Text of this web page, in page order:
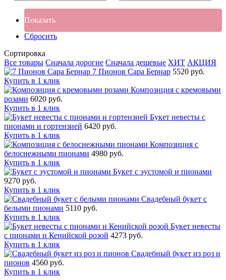
Показать
Сбросить
Сортировка
Все товары Сначала дорогие Сначала дешевые ХИТ АКЦИЯ
7 Пионов Сара Бернар 5520 руб.
Купить в 1 клик
Композиция с кремовыми
розами 6020 руб.
Купить в 1 клик
Букет невесты с
пионами и гортензией 6420 руб.
Купить в 1 клик
Композиция с
белоснежными пионами 4980 руб.
Купить в 1 клик
Букет с эустомой и пионами
9270 руб.
Купить в 1 клик
Свадебный букет с
белыми пионами 5110 руб.
Купить в 1 клик
Букет невесты
с пионами и Кенийской розой 4273 руб.
Купить в 1 клик
Свадебный букет из роз и
пионов 4560 руб.
Купить в 1 клик